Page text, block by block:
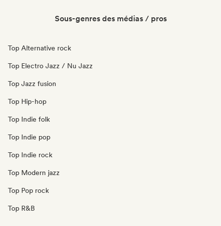
Sous-genres des médias / pros
Top Alternative rock
Top Electro Jazz / Nu Jazz
Top Jazz fusion
Top Hip-hop
Top Indie folk
Top Indie pop
Top Indie rock
Top Modern jazz
Top Pop rock
Top R&B